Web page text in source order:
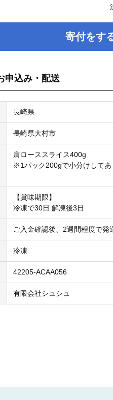
寄付をす
申込み・配送
長崎県
長崎県大村市
肩ローススライス400g
※1パック200gで小分けしてあ
【賞味期限】
冷凍で30日 解凍後3日
ご入金確認後、2週間程度で発
冷凍
42205-ACAA056
有限会社シュシュ